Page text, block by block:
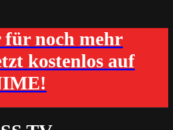
noch mehr
kostenlos auf